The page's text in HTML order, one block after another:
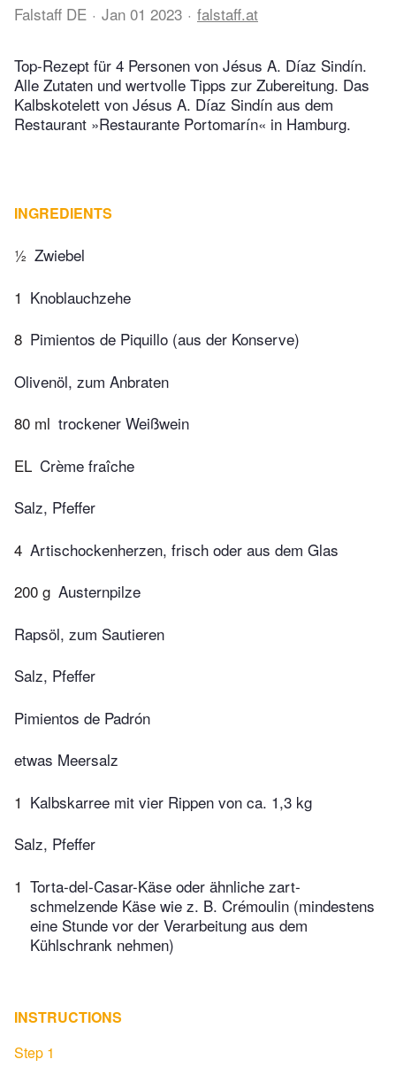
Falstaff DE Jan 01 2023 falstaff.at
Top-Rezept für 4 Personen von Jésus A. Díaz Sindín.
Alle Zutaten und wertvolle Tipps zur Zubereitung. Das
Kalbskotelett von Jésus A. Díaz Sindín aus dem
Restaurant »Restaurante Portomarín« in Hamburg.
INGREDIENTS
½ Zwiebel
1 Knoblauchzehe
8 Pimientos de Piquillo (aus der Konserve)
Olivenöl, zum Anbraten
80 ml trockener Weißwein
EL Crème fraîche
Salz, Pfeffer
4 Artischockenherzen, frisch oder aus dem Glas
200 g Austernpilze
Rapsöl, zum Sautieren
Salz, Pfeffer
Pimientos de Padrón
etwas Meersalz
1 Kalbskarree mit vier Rippen von ca. 1,3 kg
Salz, Pfeffer
1 Torta-del-Casar-Käse oder ähnliche zart­
schmelzende Käse wie z. B. Crémoulin (mindestens
eine Stunde vor der Verarbeitung aus dem
Kühlschrank nehmen)
INSTRUCTIONS
Step 1